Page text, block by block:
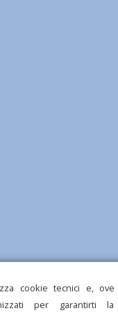
cookie tecnici e, ove
per garantirti la